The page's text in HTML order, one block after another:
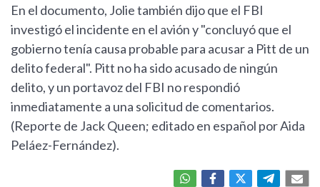
En el documento, Jolie también dijo que el FBI
investigó el incidente en el avión y "concluyó que el
gobierno tenía causa probable para acusar a Pitt de un
delito federal". Pitt no ha sido acusado de ningún
delito, y un portavoz del FBI no respondió
inmediatamente a una solicitud de comentarios.
(Reporte de Jack Queen; editado en español por Aida
Peláez-Fernández).